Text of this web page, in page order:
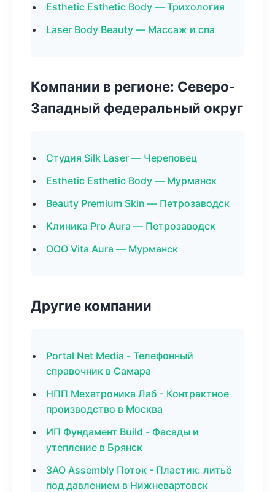
Esthetic Esthetic Body — Трихология
Laser Body Beauty — Массаж и спа
Компании в регионе: Северо-
Западный федеральный округ
Студия Silk Laser — Череповец
Esthetic Esthetic Body — Мурманск
Beauty Premium Skin — Петрозаводск
Клиника Pro Aura — Петрозаводск
ООО Vita Aura — Мурманск
Другие компании
Portal Net Media - Телефонный
справочник в Самара
НПП Мехатроника Лаб - Контрактное
производство в Москва
ИП Фундамент Build - Фасады и
утепление в Брянск
ЗАО Assembly Поток - Пластик: литьё
под давлением в Нижневартовск